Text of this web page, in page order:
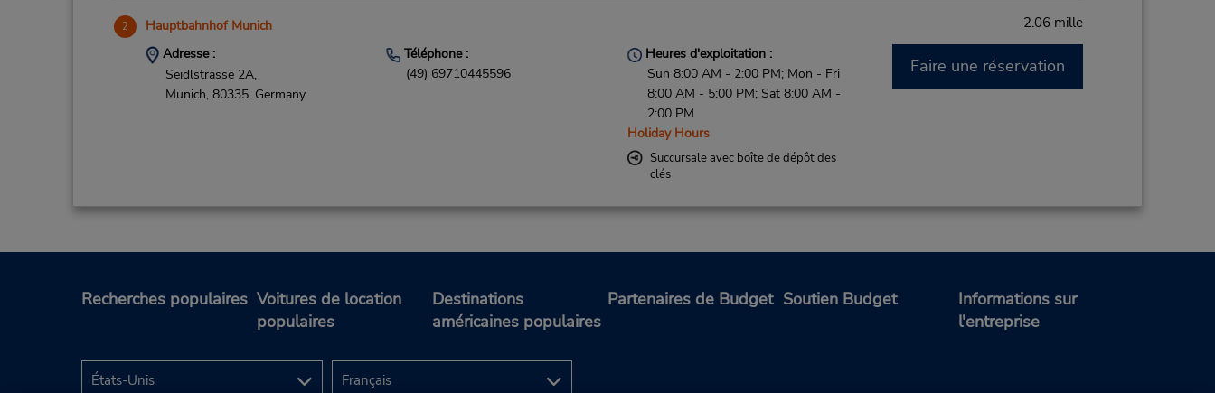
2 Hauptbahnhof Munich 2.06 mille
Adresse :
Seidlstrasse 2A,
Munich, 80335, Germany
Téléphone :
(49) 69710445596
Heures d'exploitation :
Sun 8:00 AM - 2:00 PM; Mon - Fri
8:00 AM - 5:00 PM; Sat 8:00 AM -
2:00 PM
Holiday Hours
Succursale avec boîte de dépôt des
clés
Faire une réservation
Munich, 81671, Germany
7:30 AM - 11:30 AM
Recherches populaires Voitures de location
populaires
Destinations
américaines populaires
Partenaires de Budget Soutien Budget
Informations sur
l'entreprise